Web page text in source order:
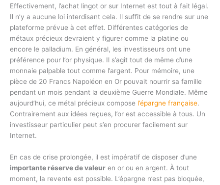
Effectivement, l’achat lingot or sur Internet est tout à fait légal.
Il n’y a aucune loi interdisant cela. Il suffit de se rendre sur une
plateforme prévue à cet effet. Différentes catégories de
métaux précieux devraient y figurer comme la platine ou
encore le palladium. En général, les investisseurs ont une
préférence pour l’or physique. Il s’agit tout de même d’une
monnaie palpable tout comme l’argent. Pour mémoire, une
pièce de 20 Francs Napoléon en Or pouvait nourrir sa famille
pendant un mois pendant la deuxième Guerre Mondiale. Même
aujourd’hui, ce métal précieux compose l’épargne française.
Contrairement aux idées reçues, l’or est accessible à tous. Un
investisseur particulier peut s’en procurer facilement sur
Internet.
En cas de crise prolongée, il est impératif de disposer d’une
importante réserve de valeur en or ou en argent. À tout
moment, la revente est possible. L’épargne n’est pas bloquée,